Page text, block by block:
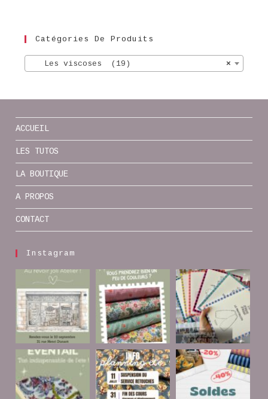
Catégories De Produits
×
Les viscoses (19)
ACCUEIL
LES TUTOS
LA BOUTIQUE
A PROPOS
CONTACT
Instagram